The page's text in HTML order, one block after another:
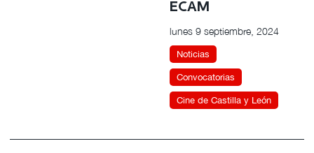
ECAM
lunes 9 septiembre, 2024
Noticias
Convocatorias
Cine de Castilla y León